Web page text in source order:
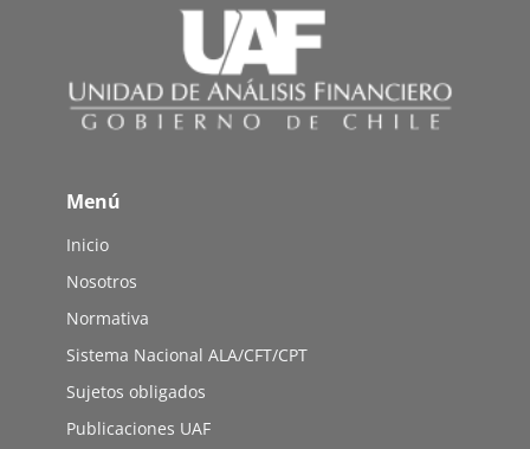
Menú
Inicio
Nosotros
Normativa
Sistema Nacional ALA/CFT/CPT
Sujetos obligados
Publicaciones UAF